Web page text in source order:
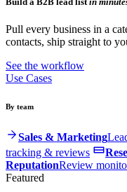
Pull every business in a
contacts, ship straight to
See the workflow
Use Cases
By team
Sales & Marketing
tracking & reviews
ReputationReview
Featured